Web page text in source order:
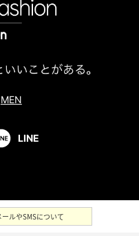
MEN
LINE
ルやSMSについて